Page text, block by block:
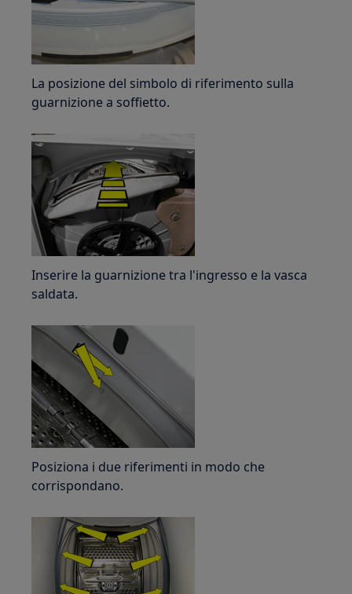
La posizione del simbolo di riferimento sulla
guarnizione a soffietto.
Inserire la guarnizione tra l'ingresso e la vasca
saldata.
Posiziona i due riferimenti in modo che
corrispondano.